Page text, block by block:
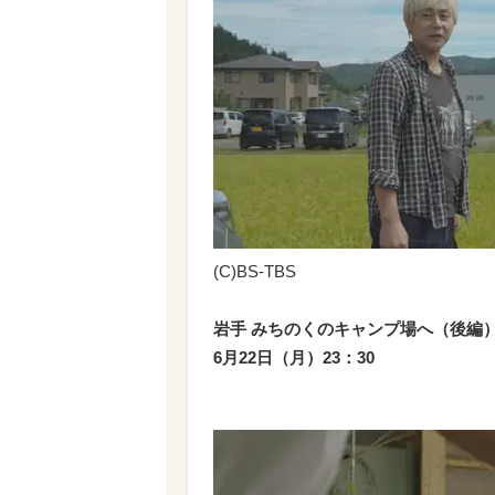
(C)BS-TBS
岩手 みちのくのキャンプ場へ（後編
6月22日（月）23：30